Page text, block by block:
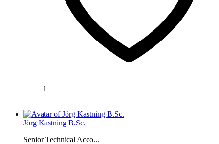
1
Jörg Kastning B.Sc.
Senior Technical Acco...